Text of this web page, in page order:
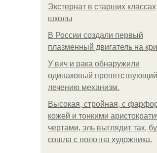
Экстернат в старших классах
школы
В России создали первый
плазменный двигатель на
У вич и рака обнаружили
одинаковый препятствующий
лечению механизм.
Высокая, стройная, с
кожей и тонкими
чертами, эль выглядит так,
сошла с полотна художника.